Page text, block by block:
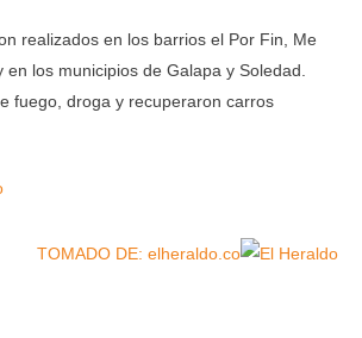
realizados en los barrios el Por Fin, Me
en los municipios de Galapa y Soledad.
fuego, droga y recuperaron carros
TOMADO DE: elheraldo.co